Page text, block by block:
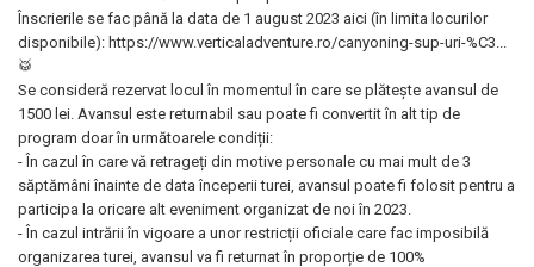
Înscrierile se fac până la data de 1 august 2023 aici (în limita locurilor
disponibile): https://www.verticaladventure.ro/canyoning-sup-uri-%C3...
🥁
Se consideră rezervat locul în momentul în care se plătește avansul de
1500 lei. Avansul este returnabil sau poate fi convertit în alt tip de
program doar în următoarele condiții:
- În cazul în care vă retrageți din motive personale cu mai mult de 3
săptămâni înainte de data începerii turei, avansul poate fi folosit pentru a
participa la oricare alt eveniment organizat de noi în 2023.
- În cazul intrării în vigoare a unor restricții oficiale care fac imposibilă
organizarea turei, avansul va fi returnat în proporție de 100%